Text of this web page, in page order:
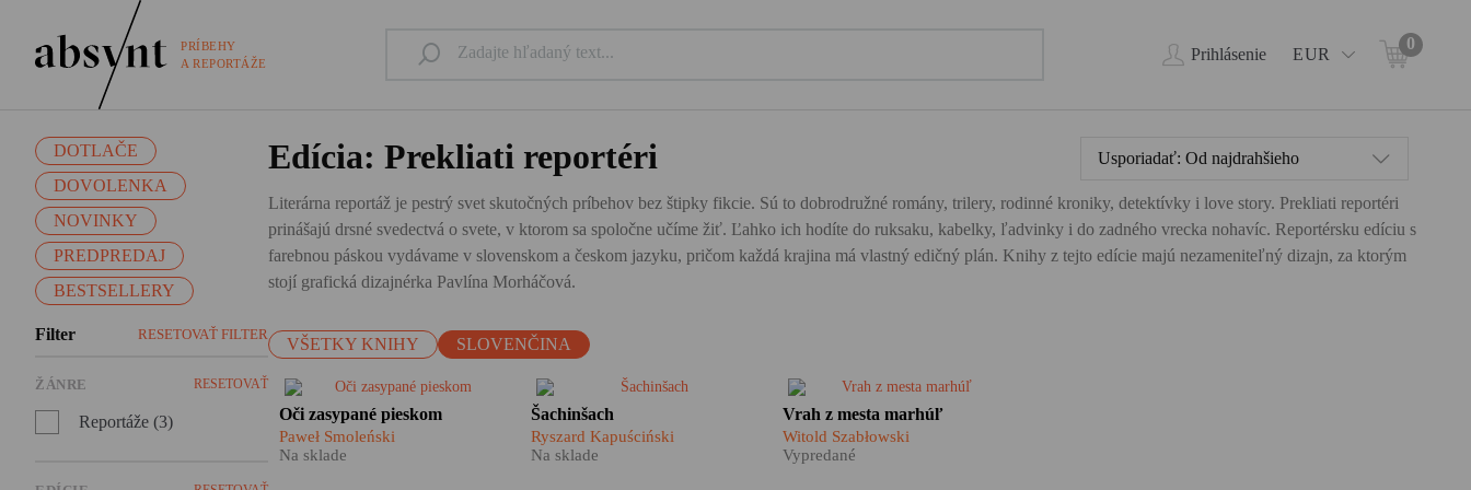
PRÍBEHY
A REPORTÁŽE
Prihlásenie EUR
0
DOTLAČE
DOVOLENKA
NOVINKY
PREDPREDAJ
BESTSELLERY
Filter RESETOVAŤ FILTER
ŽÁNRE RESETOVAŤ
Reportáže (3)
Edícia: Prekliati reportéri
Literárna reportáž je pestrý svet skutočných príbehov bez štipky fikcie. Sú to dobrodružné romány, trilery, rodinné kroniky, detektívky i love story. Prekliati reportéri
prinášajú drsné svedectvá o svete, v ktorom sa spoločne učíme žiť. Ľahko ich hodíte do ruksaku, kabelky, ľadvinky i do zadného vrecka nohavíc. Reportérsku edíciu s
farebnou páskou vydávame v slovenskom a českom jazyku, pričom každá krajina má vlastný edičný plán. Knihy z tejto edície majú nezameniteľný dizajn, za ktorým
stojí grafická dizajnérka Pavlína Morháčová.
VŠETKY KNIHY SLOVENČINA
Usporiadať: Od najdrahšieho
Je ešte možné dosiahnuť mier
na území Palestíny a Izraela, v
Jeruzaleme, v Pásme Gazy a na
Oči zasypané pieskom
Paweł Smoleński
Na sklade
Ryszard Kapuściński v knihe
Šachinšach s chirurgickou
presnosťou popisuje, ako
Šachinšach
Ryszard Kapuściński
Na sklade
Turecko, obrovská krajina
roztrhnutá na dve polovice, dva
nezmieriteľné a diametrálne
odlišné svety. Západ a Východ,
Vrah z mesta marhúľ
Witold Szabłowski
Vypredané